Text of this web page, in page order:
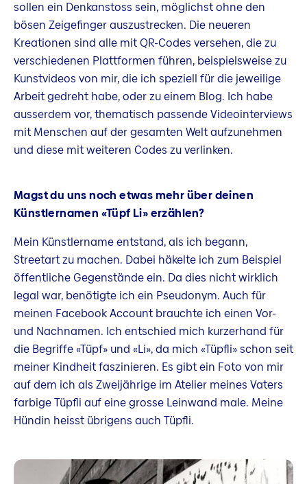
sollen ein Denkanstoss sein, möglichst ohne den
bösen Zeigefinger auszustrecken. Die neueren
Kreationen sind alle mit QR-Codes versehen, die zu
verschiedenen Plattformen führen, beispielsweise zu
Kunstvideos von mir, die ich speziell für die jeweilige
Arbeit gedreht habe, oder zu einem Blog. Ich habe
ausserdem vor, thematisch passende Videointerviews
mit Menschen auf der gesamten Welt aufzunehmen
und diese mit weiteren Codes zu verlinken.
Magst du uns noch etwas mehr über deinen
Künstlernamen «Tüpf Li» erzählen?
Mein Künstlername entstand, als ich begann,
Streetart zu machen. Dabei häkelte ich zum Beispiel
öffentliche Gegenstände ein. Da dies nicht wirklich
legal war, benötigte ich ein Pseudonym. Auch für
meinen Facebook Account brauchte ich einen Vor-
und Nachnamen. Ich entschied mich kurzerhand für
die Begriffe «Tüpf» und «Li», da mich «Tüpfli» schon seit
meiner Kindheit faszinieren. Es gibt ein Foto von mir
auf dem ich als Zweijährige im Atelier meines Vaters
farbige Tüpfli auf eine grosse Leinwand male. Meine
Hündin heisst übrigens auch Tüpfli.